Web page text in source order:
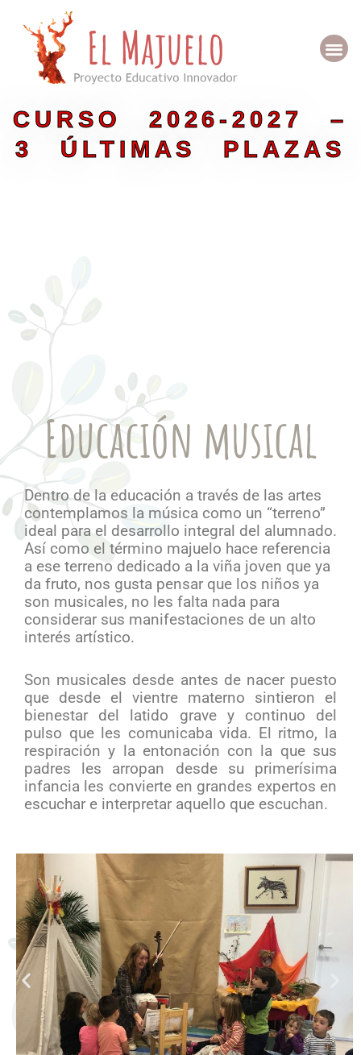
contenido
CURSO 2026-2027 –
3 ÚLTIMAS PLAZAS
Educación musical
Dentro de la educación a través de las artes
contemplamos la música como un “terreno”
ideal para el desarrollo integral del alumnado.
Así como el término majuelo hace referencia
a ese terreno dedicado a la viña joven que ya
da fruto, nos gusta pensar que los niños ya
son musicales, no les falta nada para
considerar sus manifestaciones de un alto
interés artístico.
Son musicales desde antes de nacer puesto
que desde el vientre materno sintieron el
bienestar del latido grave y continuo del
pulso que les comunicaba vida. El ritmo, la
respiración y la entonación con la que sus
padres les arropan desde su primerísima
infancia les convierte en grandes expertos en
escuchar e interpretar aquello que escuchan.